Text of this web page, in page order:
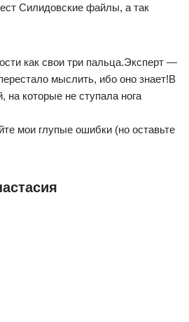
Силидовские файлы, а так
как свои три пальца.Эксперт —
мыслить, ибо оно знает!В
на которые не ступала нога
мои глупые ошибки (но оставьте